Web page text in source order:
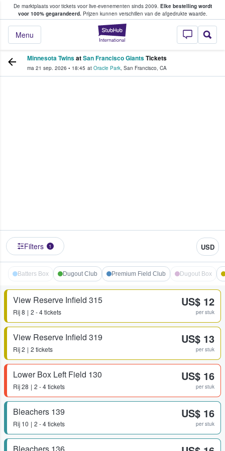
De marktplaats voor tickets voor live-evenementen sinds 2009. Elke bestelling wordt
voor 100% gegarandeerd.Prijzen kunnen verschillen van de afgedrukte waarde.
StubHub: waar
Menu
tickets kopen en verkopen
Minnesota TwinsatSan Francisco GiantsTickets
ma 21 sep. 2026 • 18:45 at Oracle Park, San Francisco, CA
Filters 1 USD
Batters Box Dugout Club Premium Field Club Dugout Box
View Reserve Infield 315
Rij8 2 - 4 tickets
US$ 12
per stuk
View Reserve Infield 319
Rij2 2 tickets
US$ 13
per stuk
Lower Box Left Field 130
Rij28 2 - 4 tickets
US$ 16
per stuk
Bleachers 139
Rij 10 2 - 4 tickets
US$ 16
per stuk